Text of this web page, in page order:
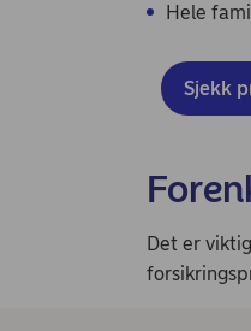
Hele
Sjekk
Det er